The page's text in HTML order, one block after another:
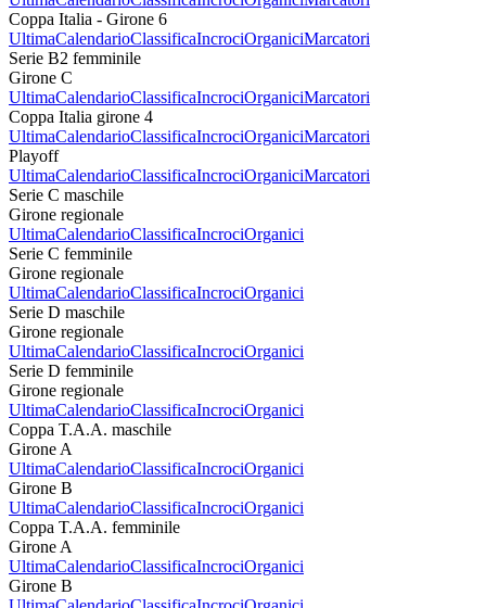
Coppa Italia - Girone 6
UltimaCalendarioClassificaIncrociOrganiciMarcatori
Serie B2 femminile
Girone C
UltimaCalendarioClassificaIncrociOrganiciMarcatori
Coppa Italia girone 4
UltimaCalendarioClassificaIncrociOrganiciMarcatori
Playoff
UltimaCalendarioClassificaIncrociOrganiciMarcatori
Serie C maschile
Girone regionale
UltimaCalendarioClassificaIncrociOrganici
Serie C femminile
Girone regionale
UltimaCalendarioClassificaIncrociOrganici
Serie D maschile
Girone regionale
UltimaCalendarioClassificaIncrociOrganici
Serie D femminile
Girone regionale
UltimaCalendarioClassificaIncrociOrganici
Coppa T.A.A. maschile
Girone A
UltimaCalendarioClassificaIncrociOrganici
Girone B
UltimaCalendarioClassificaIncrociOrganici
Coppa T.A.A. femminile
Girone A
UltimaCalendarioClassificaIncrociOrganici
Girone B